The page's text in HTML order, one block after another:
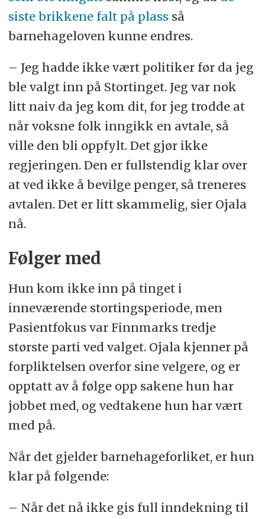
siste brikkene falt på plassså
barnehageloven kunne endres.
– Jeg hadde ikke vært politiker før da jeg
ble valgt inn på Stortinget. Jeg var nok
litt naiv da jeg kom dit, for jeg trodde at
når voksne folk inngikk en avtale, så
ville den bli oppfylt. Det gjør ikke
regjeringen. Den er fullstendig klar over
at ved ikke å bevilge penger, så treneres
avtalen. Det er litt skammelig, sier Ojala
nå.
Følger med
Hun kom ikke inn på tinget i
inneværende stortingsperiode, men
Pasientfokus var Finnmarks tredje
største parti ved valget. Ojala kjenner på
forpliktelsen overfor sine velgere, og er
opptatt av å følge opp sakene hun har
jobbet med, og vedtakene hun har vært
med på.
Når det gjelder barnehageforliket, er hun
klar på følgende:
– Når det nå ikke gis full inndekning til